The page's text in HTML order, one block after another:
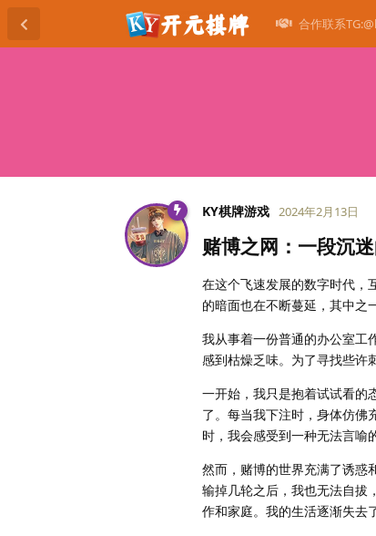
合作联系
KY棋牌游戏 2024年2月13日
赌博之网：一段沉
在这个飞速发展的数字时代，
的暗面也在不断蔓延，其中之
我从事着一份普通的办公室工
感到枯燥乏味。为了寻找些许
一开始，我只是抱着试试看的
了。每当我下注时，身体仿佛
时，我会感受到一种无法言喻
然而，赌博的世界充满了诱惑
输掉几轮之后，我也无法自拔
作和家庭。我的生活逐渐失去